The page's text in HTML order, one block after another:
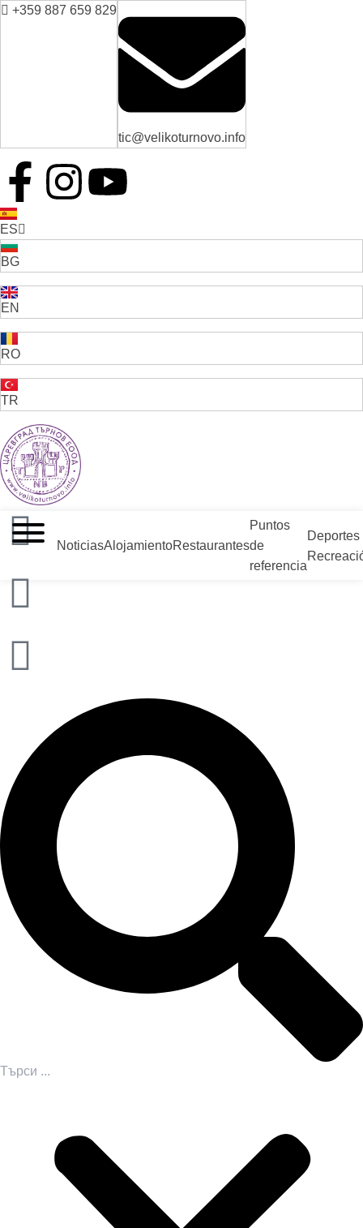
+359 887 659 829
tic@velikoturnovo.info
ES
BG
EN
RO
TR
VELIKO TARNOVO - LA CAPITAL MEDIEVAL DE BULGARIA
NoticiasAlojamientoRestaurantes
Puntos
de
referencia
Deportes